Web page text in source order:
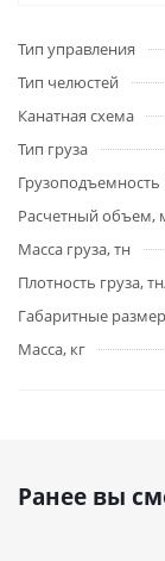
Тип управления
Тип челюстей
Канатная схема
Тип груза
Грузоподъемность
Расчетный объем,
Масса груза, тн
Плотность груза,
Габаритные
Масса, кг
Ранее вы